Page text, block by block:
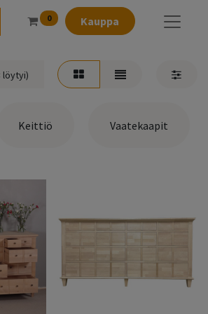
0 Kauppa
löytyi)
Keittiö Vaatekaapit